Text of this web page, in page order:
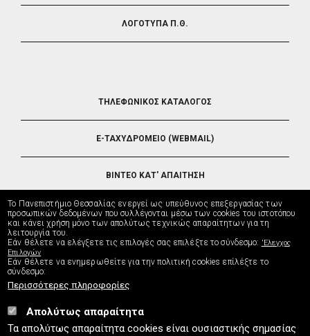
ΛΟΓΟΤΥΠΑ Π.Θ.
ΤΗΛΕΦΩΝΙΚΟΣ ΚΑΤΑΛΟΓΟΣ
E-ΤΑΧΥΔΡΟΜΕΙΟ (WEBMAIL)
ΒΙΝΤΕΟ ΚΑΤ' ΑΠΑΙΤΗΣΗ
ΤΗΛΕΥΠΟΣΤΗΡΙΞΗ
ΔΙΕΥΘΥΝΣΗ ΜΗΧΑΝΟΡΓΑΝΩΣΗΣ
UTH.GR © 2026
Το Πανεπιστήμιο Θεσσαλίας ενεργεί ως υπεύθυνος επεξεργασίας των
προσωπικών δεδομένων που συλλέγονται μέσω των cookies του ιστοτόπου
και κάνει χρήση μόνο των απολύτως τεχνικώς απαραίτητων για τη
λειτουργία του.
Εάν θέλετε να ελέγξετε τις επιλογές σας επιλέξτε το σύνδεσμο: 'Ελεγχος
Επιλογών
Εάν θέλετε να ενημερωθείτε για την πολιτική cookies επίλέξτε το
σύνδεσμο:
Περισσότερες πληροφορίες
Απολύτως απαραίτητα
Τα απολύτως απαραίτητα cookies είναι ουσιαστικής σημασίας